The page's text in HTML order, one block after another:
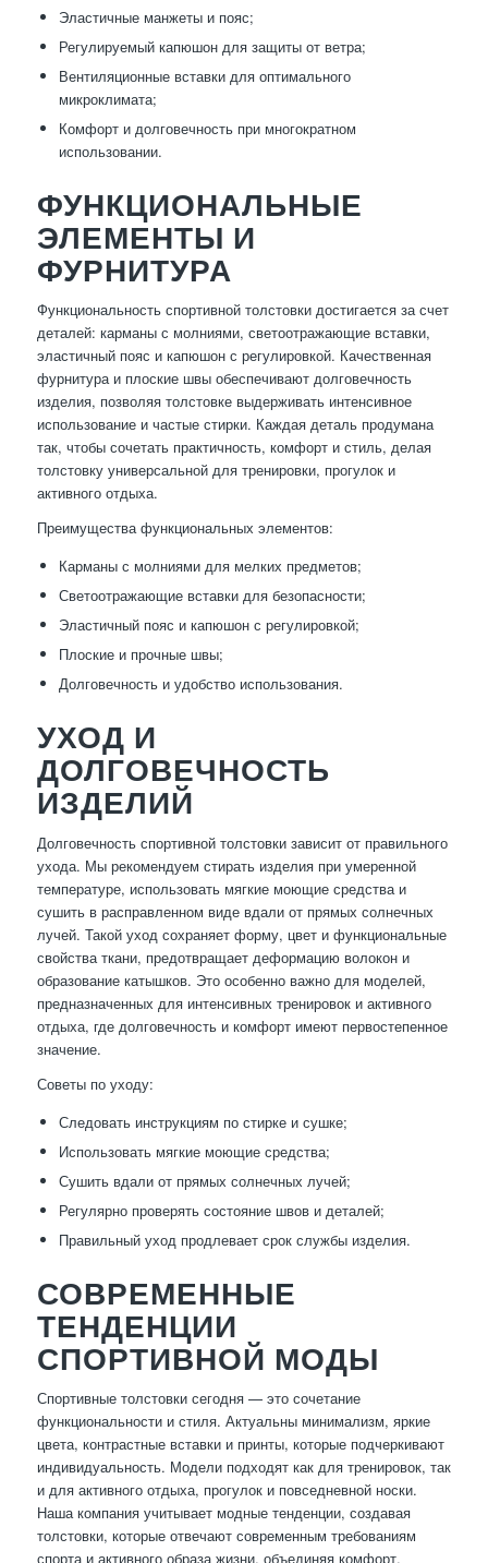
Эластичные манжеты и пояс;
Регулируемый капюшон для защиты от ветра;
Вентиляционные вставки для оптимального
микроклимата;
Комфорт и долговечность при многократном
использовании.
ФУНКЦИОНАЛЬНЫЕ
ЭЛЕМЕНТЫ И
ФУРНИТУРА
Функциональность спортивной толстовки достигается за счет
деталей: карманы с молниями, светоотражающие вставки,
эластичный пояс и капюшон с регулировкой. Качественная
фурнитура и плоские швы обеспечивают долговечность
изделия, позволяя толстовке выдерживать интенсивное
использование и частые стирки. Каждая деталь продумана
так, чтобы сочетать практичность, комфорт и стиль, делая
толстовку универсальной для тренировки, прогулок и
активного отдыха.
Преимущества функциональных элементов:
Карманы с молниями для мелких предметов;
Светоотражающие вставки для безопасности;
Эластичный пояс и капюшон с регулировкой;
Плоские и прочные швы;
Долговечность и удобство использования.
УХОД И
ДОЛГОВЕЧНОСТЬ
ИЗДЕЛИЙ
Долговечность спортивной толстовки зависит от правильного
ухода. Мы рекомендуем стирать изделия при умеренной
температуре, использовать мягкие моющие средства и
сушить в расправленном виде вдали от прямых солнечных
лучей. Такой уход сохраняет форму, цвет и функциональные
свойства ткани, предотвращает деформацию волокон и
образование катышков. Это особенно важно для моделей,
предназначенных для интенсивных тренировок и активного
отдыха, где долговечность и комфорт имеют первостепенное
значение.
Советы по уходу:
Следовать инструкциям по стирке и сушке;
Использовать мягкие моющие средства;
Сушить вдали от прямых солнечных лучей;
Регулярно проверять состояние швов и деталей;
Правильный уход продлевает срок службы изделия.
СОВРЕМЕННЫЕ
ТЕНДЕНЦИИ
СПОРТИВНОЙ МОДЫ
Спортивные толстовки сегодня — это сочетание
функциональности и стиля. Актуальны минимализм, яркие
цвета, контрастные вставки и принты, которые подчеркивают
индивидуальность. Модели подходят как для тренировок, так
и для активного отдыха, прогулок и повседневной носки.
Наша компания учитывает модные тенденции, создавая
толстовки, которые отвечают современным требованиям
спорта и активного образа жизни, объединяя комфорт,